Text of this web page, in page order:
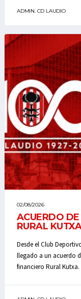
ADMIN. CD LAUDIO
02/08/2026
ACUERDO
RURAL
Desde el Club
llegado a un acuerdo
financiero Rural